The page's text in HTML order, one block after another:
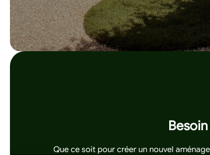
Que ce soit pour créer un nouvel